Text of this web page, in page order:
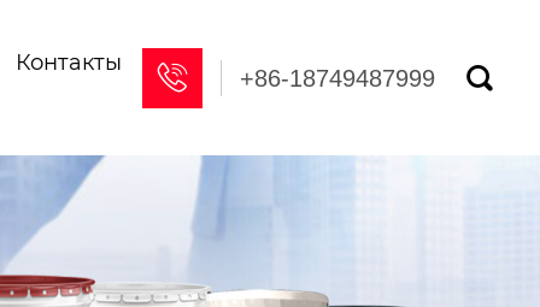
Контакты  +86-18749487999 